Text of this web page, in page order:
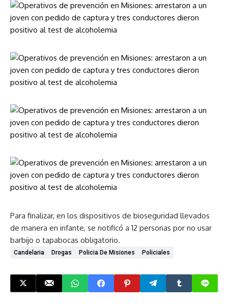
Para finalizar, en los dispositivos de bioseguridad llevados
de manera en infante, se notificó a 12 personas por no usar
barbijo o tapabocas obligatorio.
Candelaria Drogas Policia De Misiones Policiales